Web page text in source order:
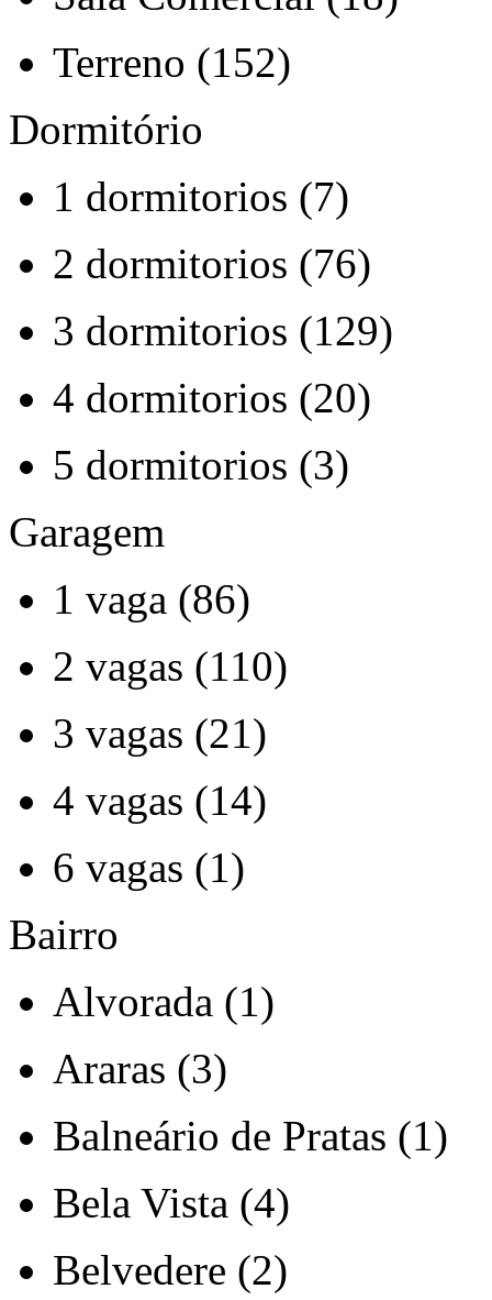
Terreno (152)
Dormitório
1 dormitorios (7)
2 dormitorios (76)
3 dormitorios (129)
4 dormitorios (20)
5 dormitorios (3)
Garagem
1 vaga (86)
2 vagas (110)
3 vagas (21)
4 vagas (14)
6 vagas (1)
Bairro
Alvorada (1)
Araras (3)
Balneário de Pratas (1)
Bela Vista (4)
Belvedere (2)